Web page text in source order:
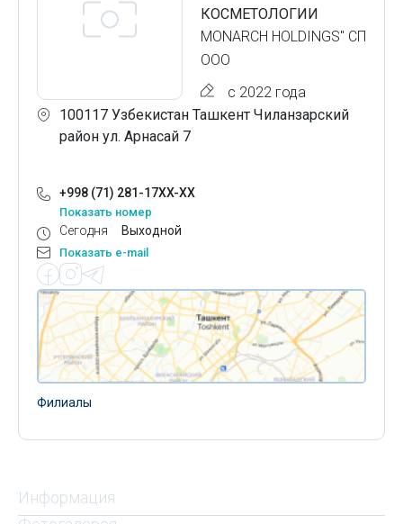
КОСМЕТОЛОГИИ
MONARCH HOLDINGS" СП
ООО
с 2022 года
100117 Узбекистан Ташкент Чиланзарский
район ул. Арнасай 7
+998 (71) 281-17XX-XX
Показать номер
Сегодня Выходной
Показать e-mail
Филиалы
Информация